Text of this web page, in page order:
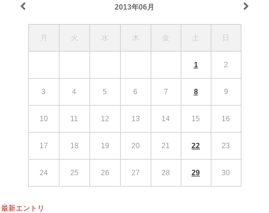
2013年06月
月 火 水 木 金 土 日
1 2
3 4 5 6 7 8 9
10 11 12 13 14 15 16
17 18 19 20 21 22 23
24 25 26 27 28 29 30
最新エントリ